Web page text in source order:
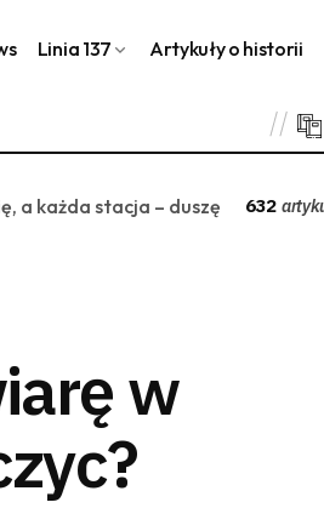
Linia 137 Artykuły o historii
a każda stacja – duszę 632
w